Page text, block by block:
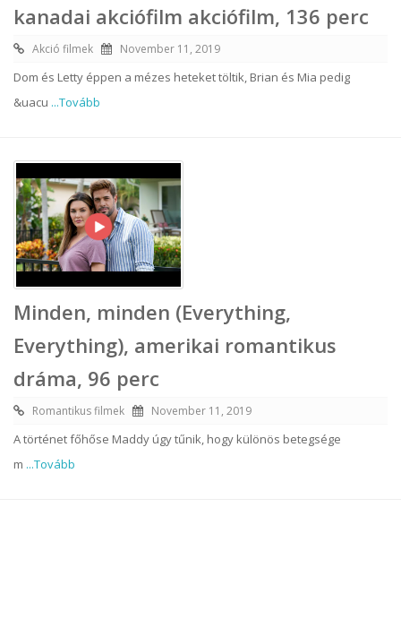
kanadai akciófilm akciófilm, 136 perc
Akció filmek November 11, 2019
Dom és Letty éppen a mézes heteket töltik, Brian és Mia pedig
&uacu ...Tovább
Minden, minden (Everything,
Everything), amerikai romantikus
dráma, 96 perc
Romantikus filmek November 11, 2019
A történet főhőse Maddy úgy tűnik, hogy különös betegsége
m ...Tovább